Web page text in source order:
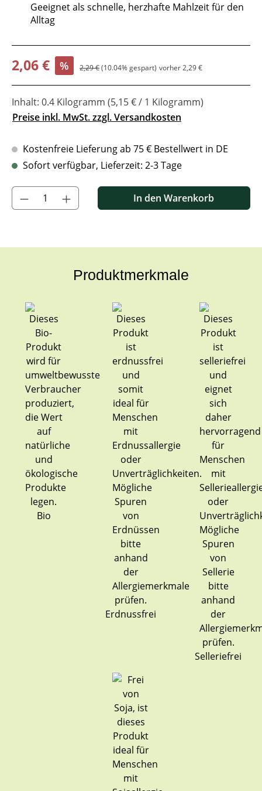
Geeignet als schnelle, herzhafte Mahlzeit für den
Alltag
Verkaufspreis:
2,06 € % Regulärer Preis:
2,29 €(10.04% gespart) vorher 2,29 €
Inhalt: 0.4 Kilogramm (5,15 € / 1 Kilogramm)
Preise inkl. MwSt. zzgl. Versandkosten
Kostenfreie Lieferung ab 75 € Bestellwert in DE
Sofort verfügbar, Lieferzeit: 2-3 Tage
Produkt Anzahl: Gib den gewünschten Wert ein oder benutze
In den Warenkorb
Produktmerkmale
Bio
Erdnussfrei
Selleriefrei